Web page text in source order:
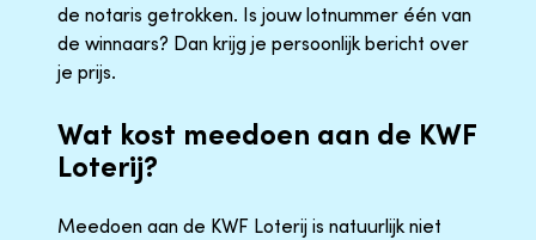
de notaris getrokken. Is jouw lotnummer één van
de winnaars? Dan krijg je persoonlijk bericht over
je prijs.
Wat kost meedoen aan de KWF
Loterij?
Meedoen aan de KWF Loterij is natuurlijk niet